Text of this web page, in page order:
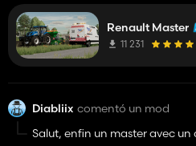
Renault Master
11 231
Diabliix comentó un mod
Salut, enfin un master avec